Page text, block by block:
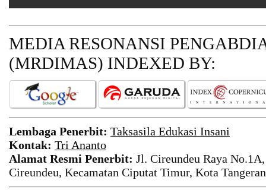
MEDIA RESONANSI
(MRDIMAS) INDEXED BY:
Lembaga Penerbit: Taksasila Edukasi Insani
Kontak: Tri Ananto
Alamat Resmi Penerbit: Jl. Cireundeu Raya
Cireundeu, Kecamatan Ciputat Timur, Kota